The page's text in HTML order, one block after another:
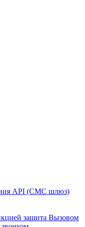
API (СМС шлюз)
защита Вызовом